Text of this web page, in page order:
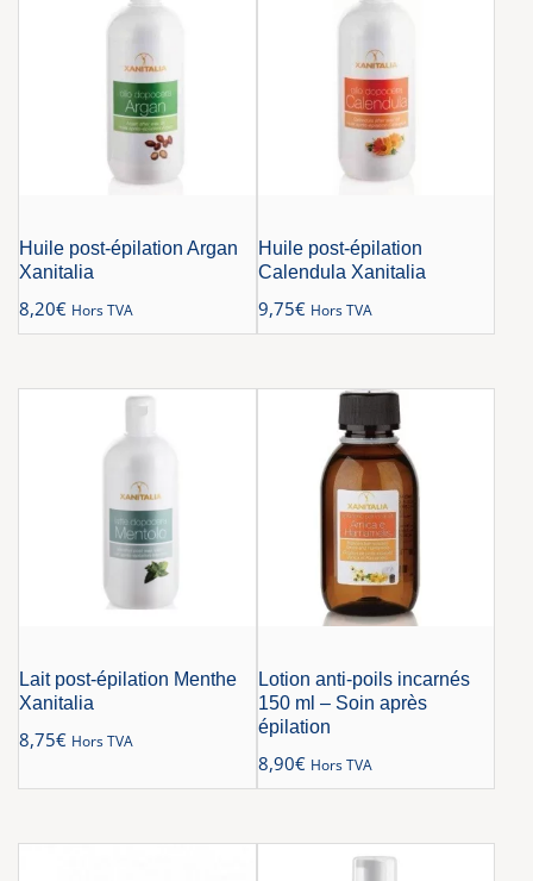
Huile post-épilation Argan
Xanitalia
8,20€ Hors TVA
Huile post-épilation
Calendula Xanitalia
9,75€ Hors TVA
Lait post-épilation Menthe
Xanitalia
8,75€ Hors TVA
Lotion anti-poils incarnés
150 ml – Soin après
épilation
8,90€ Hors TVA